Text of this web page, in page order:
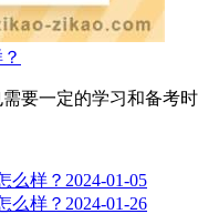
要一定的学习和备考
么样？ 2024-01-05
么样？ 2024-01-26